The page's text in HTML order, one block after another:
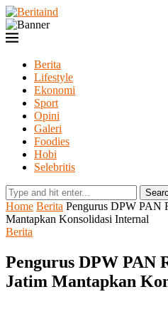
Berita
Lifestyle
Ekonomi
Sport
Opini
Galeri
Foodies
Hobi
Selebritis
Home Berita Pengurus DPW PAN
Mantapkan Konsolidasi Internal
Berita
Pengurus DPW PAN
Jatim Mantapkan